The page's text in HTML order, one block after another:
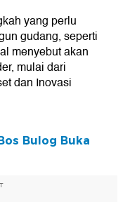
yang perlu
gudang, seperti
menyebut akan
mulai dari
dan Inovasi
Bulog Buka